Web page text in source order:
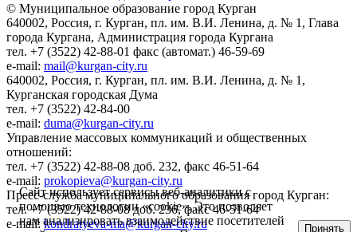
© Муниципальное образование город Курган
640002, Россия, г. Курган, пл. им. В.И. Ленина, д. № 1, Глава
города Кургана, Администрация города Кургана
тел. +7 (3522) 42-88-01 факс (автомат.) 46-59-69
e-mail: mail@kurgan-city.ru
640002, Россия, г. Курган, пл. им. В.И. Ленина, д. № 1,
Курганская городская Дума
тел. +7 (3522) 42-84-00
e-mail: duma@kurgan-city.ru
Управление массовых коммуникаций и общественных
отношений:
тел. +7 (3522) 42-88-08 доб. 232, факс 46-51-64
e-mail: prokopieva@kurgan-city.ru
Пресс-служба муниципального образования город Курган:
тел. +7 (3522) 42-88-08 доб. 236, факс 46-51-64
e-mail:kondratyeva-ma@kurgan-city.ru
Сайт использует сервисы веб-аналитики с
помощью технологии «cookie». Это позволяет
нам анализировать взаимодействие посетителей
Принять